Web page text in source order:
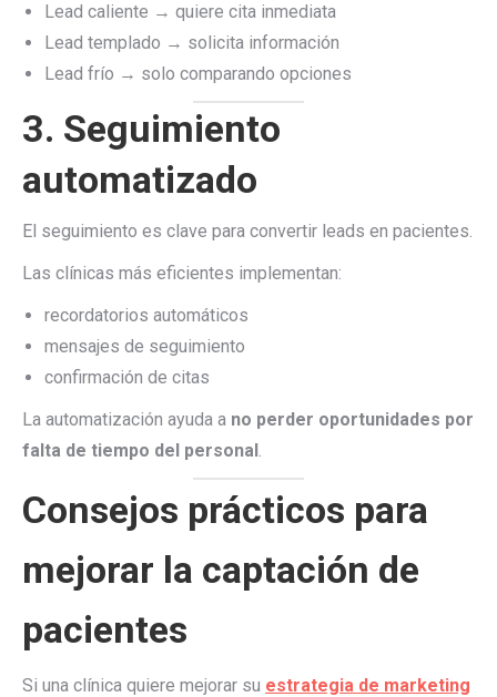
Lead caliente → quiere cita inmediata
Lead templado → solicita información
Lead frío → solo comparando opciones
3. Seguimiento
automatizado
El seguimiento es clave para convertir leads en pacientes.
Las clínicas más eficientes implementan:
recordatorios automáticos
mensajes de seguimiento
confirmación de citas
La automatización ayuda a no perder oportunidades por
falta de tiempo del personal.
Consejos prácticos para
mejorar la captación de
pacientes
Si una clínica quiere mejorar su estrategia de marketing